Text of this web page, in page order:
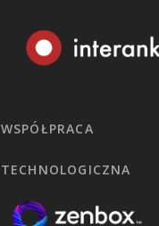
WSPÓŁPRACA
TECHNOLOGICZNA